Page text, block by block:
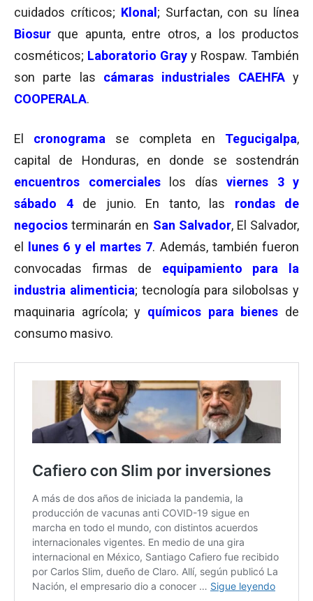
cuidados críticos; Klonal ; Surfactan, con su línea
Biosur que apunta, entre otros, a los productos
cosméticos; Laboratorio Gray y Rospaw. También
son parte las cámaras industriales CAEHFA y
COOPERALA.
El cronograma se completa en Tegucigalpa,
capital de Honduras, en donde se sostendrán
encuentros comercialeslos días viernes 3 y
sábado 4
de junio. En tanto, las rondas de
negocios terminarán en San Salvador, El Salvador,
el
lunes 6 y el martes 7. Además, también fueron
convocadas firmas de equipamiento para la
industria alimenticia; tecnología para silobolsas y
maquinaria agrícola; y químicos para bienes de
consumo masivo.